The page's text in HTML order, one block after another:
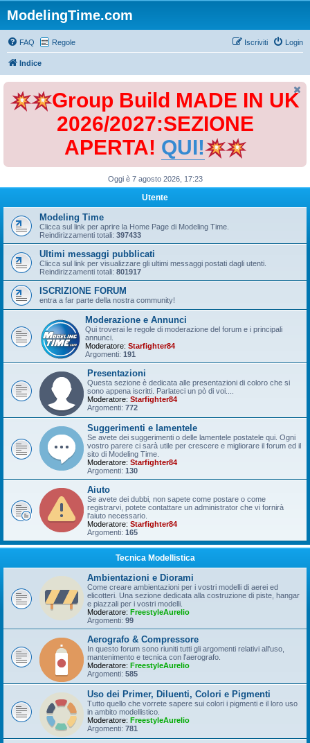
ModelingTime.com
FAQ Regole Login
Iscriviti
Indice
Group Build MADE IN UK
2026/2027:SEZIONE
APERTA! QUI!
Oggi è 7 agosto 2026, 17:23
Utente
Modeling Time
Clicca sul link per aprire la Home Page di Modeling Time.
Reindirizzamenti totali: 397433
Ultimi messaggi pubblicati
Clicca sul link per visualizzare gli ultimi messaggi postati dagli utenti.
Reindirizzamenti totali: 801917
ISCRIZIONE FORUM
entra a far parte della nostra community!
Moderazione e Annunci
Qui troverai le regole di moderazione del forum e i principali
annunci.
Moderatore: Starfighter84
Argomenti: 191
Presentazioni
Questa sezione è dedicata alle presentazioni di coloro che si
sono appena iscritti. Parlateci un pò di voi....
Moderatore: Starfighter84
Argomenti: 772
Suggerimenti e lamentele
Se avete dei suggerimenti o delle lamentele postatele qui. Ogni
vostro parere ci sarà utile per crescere e migliorare il forum ed il
sito di Modeling Time.
Moderatore: Starfighter84
Argomenti: 130
Aiuto
Se avete dei dubbi, non sapete come postare o come
registrarvi, potete contattare un administrator che vi fornirà
l'aiuto necessario.
Moderatore: Starfighter84
Argomenti: 165
Tecnica Modellistica
Ambientazioni e Diorami
Come creare ambientazioni per i vostri modelli di aerei ed
elicotteri. Una sezione dedicata alla costruzione di piste, hangar
e piazzali per i vostri modelli.
Moderatore: FreestyleAurelio
Argomenti: 99
Aerografo & Compressore
In questo forum sono riuniti tutti gli argomenti relativi all'uso,
mantenimento e tecnica con l'aerografo.
Moderatore: FreestyleAurelio
Argomenti: 585
Uso dei Primer, Diluenti, Colori e Pigmenti
Tutto quello che vorrete sapere sui colori i pigmenti e il loro uso
in ambito modellistico.
Moderatore: FreestyleAurelio
Argomenti: 781